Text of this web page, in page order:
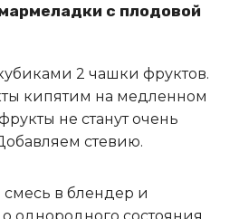
с плодовой
2 чашки фруктов.
кипятим на медленном
не станут очень
стевию.
в блендер и